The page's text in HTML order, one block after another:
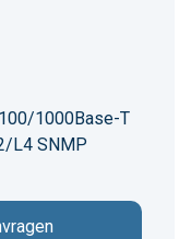
1000Base-T
L4 SNMP